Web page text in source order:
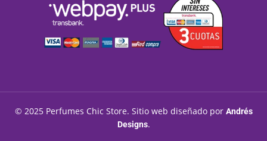
© 2025 Perfumes Chic Store. Sitio web diseñado por Andrés
Designs.